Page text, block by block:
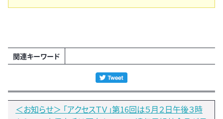
関連キーワード
＜お知らせ＞ 「アクセスＴＶ」第16回は５月２日午後３時